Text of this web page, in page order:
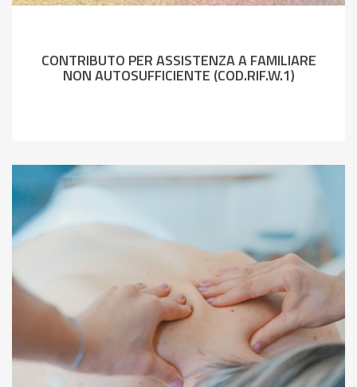
CONTRIBUTO PER ASSISTENZA A FAMILIARE
NON AUTOSUFFICIENTE (COD.RIF.W.1)